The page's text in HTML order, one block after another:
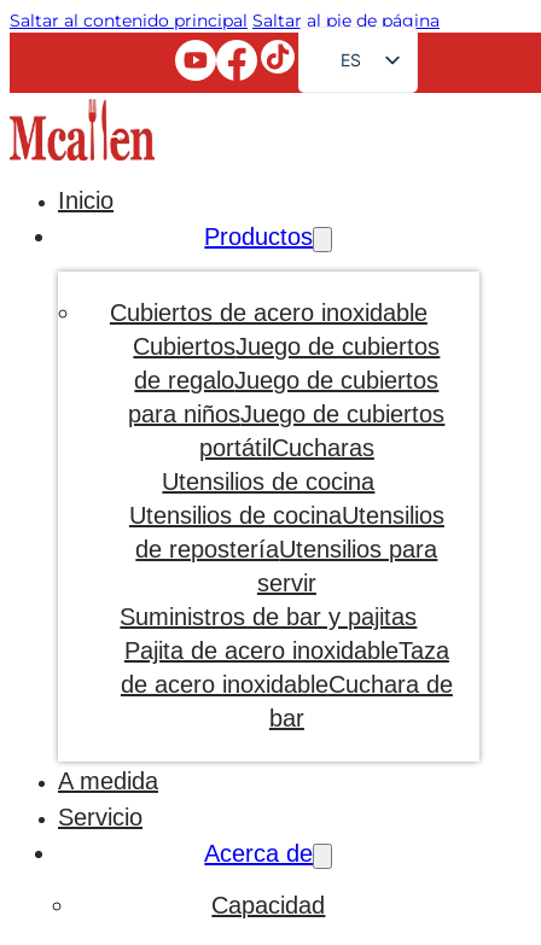
Saltar al contenido principal Saltar al pie de página
ES
EN
PT
KO
Inicio
Productos
Cubiertos de acero inoxidable
CubiertosJuego de cubiertos
de regaloJuego de cubiertos
para niñosJuego de cubiertos
portátil Cucharas
Utensilios de cocina
Utensilios de cocinaUtensilios
de reposteríaUtensilios para
servir
Suministros de bar y pajitas
Pajita de acero inoxidableTaza
de acero inoxidableCuchara de
bar
A medida
Servicio
Acerca de
Capacidad